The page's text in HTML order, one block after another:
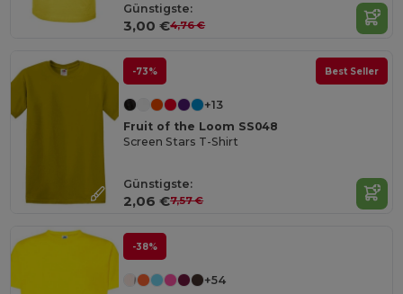
Günstigste:
3,00 €4,76 €
-73% Best Seller
+13
Fruit of the Loom SS048
Screen Stars T-Shirt
Günstigste:
2,06 €7,57 €
-38%
+54